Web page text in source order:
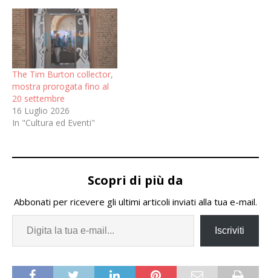
The Tim Burton collector,
mostra prorogata fino al
20 settembre
16 Luglio 2026
In "Cultura ed Eventi"
Scopri di più da
Abbonati per ricevere gli ultimi articoli inviati alla tua e-mail.
Iscriviti